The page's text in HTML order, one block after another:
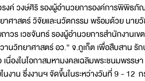
งค์ วงษ์ศิริ รองผู้อำนวยการองค์การพิพิธภั
ศาสตร์ วิจัยและนวัตกรรม พร้อมด้วย นาย
าวร เวชจันทร์ รองผู้อำนวยการสำนักงาน
านวิทยาศาสตร์ อว.” จ.ภูเก็ต เพื่อสืบสาน
เนื่องในโอกาสมหามงคลเฉลิมพระชนมพร
งาน ซึ่งงานฯ จัดขึ้นในระหว่างวันที่ 9 - 12